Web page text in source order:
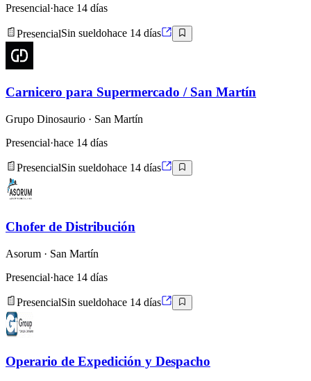
Presencial·hace 14 días
PresencialSin sueldohace 14 días
Carnicero para Supermercado / San Martín
Grupo Dinosaurio · San Martín
Presencial·hace 14 días
PresencialSin sueldohace 14 días
Chofer de Distribución
Asorum · San Martín
Presencial·hace 14 días
PresencialSin sueldohace 14 días
Operario de Expedición y Despacho